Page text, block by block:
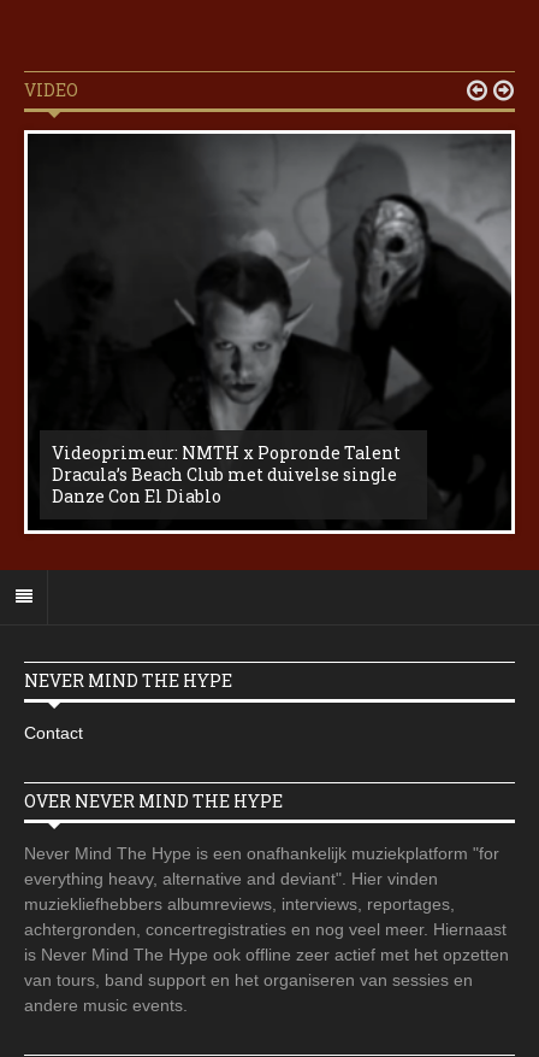
VIDEO
Videoprimeur: NMTH x Popronde Talent
Dracula’s Beach Club met duivelse single
Danze Con El Diablo
 
NEVER MIND THE HYPE
Contact
OVER NEVER MIND THE HYPE
Never Mind The Hype is een onafhankelijk muziekplatform "for
everything heavy, alternative and deviant". Hier vinden
muziekliefhebbers albumreviews, interviews, reportages,
achtergronden, concertregistraties en nog veel meer. Hiernaast
is Never Mind The Hype ook offline zeer actief met het opzetten
van tours, band support en het organiseren van sessies en
andere music events.